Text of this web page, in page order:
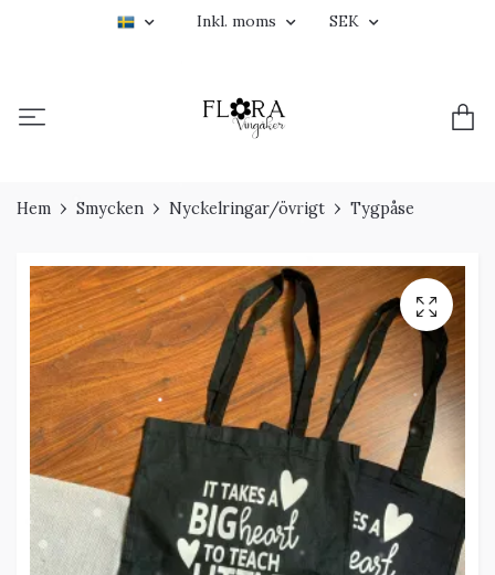
Inkl. moms SEK
Hem Smycken Nyckelringar/övrigt Tygpåse